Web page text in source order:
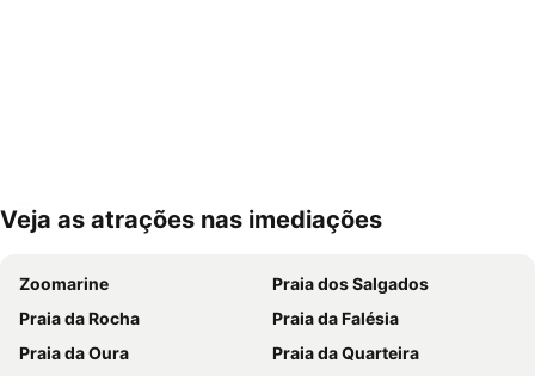
Ampliar mapa
Veja as atrações nas imediações
Zoomarine
Praia dos Salgados
Praia da Rocha
Praia da Falésia
Praia da Oura
Praia da Quarteira